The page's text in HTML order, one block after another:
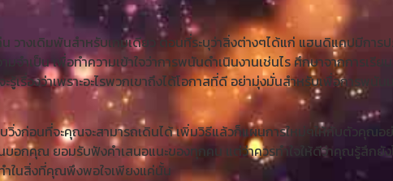
วางเดิมพันสำหรับเกมเดียว ตอนที่ระบุว่าสิ่งต่างๆได้แก่ แฮนดิแคปมีการ
เป็น เพื่อทำความเข้าใจว่าการพนันดำเนินงานเช่นไร ศึกษาจากการเรี
เรื่องว่าเพราะอะไรพวกเขาถึงได้โอกาสที่ดี อย่ามุ่งมั่นสำหรับเพื่อการพนั
งก่อนที่จะคุณจะสามารถเดินได้ เพิ่มวิธีแล้วก็แผนการใหม่ๆให้กับตัวคุณอ
บอกคุณ ยอมรับฟังคำเสนอแนะของทุกคน แต่ว่าควรทำใจให้ดีว่าคุณรู้สึก
ในสิ่งที่คุณพึงพอใจเพียงแค่นั้น